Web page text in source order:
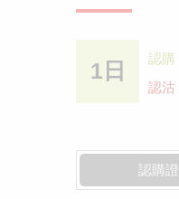
1日 認購
認沽
認購證